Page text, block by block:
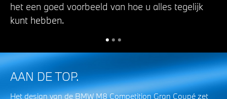
het een goed voorbeeld van hoe u alles tegelijk
kunt hebben.
AAN DE TOP.
Het design van de BMW M8 Competition Gran Coupé zet